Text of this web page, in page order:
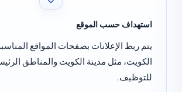
استهداف حسب الموقع
يتم ربط الإعلانات بصفحات المواقع المناسبة داخل
الكويت، مثل مدينة الكويت والمناطق الرئيسية
للتوظيف.